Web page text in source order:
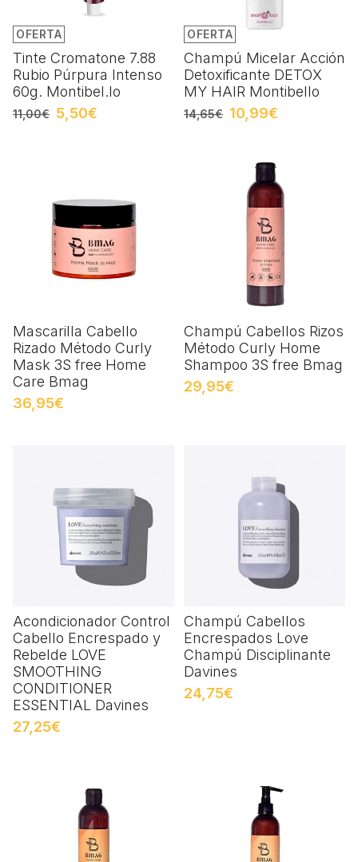
OFERTA
Tinte Cromatone 7.88
Rubio Púrpura Intenso
60g. Montibel.lo
11,00€ 5,50€
OFERTA
Champú Micelar Acción
Detoxificante DETOX
MY HAIR Montibello
14,65€ 10,99€
Mascarilla Cabello
Rizado Método Curly
Mask 3S free Home
Care Bmag
36,95€
Champú Cabellos Rizos
Método Curly Home
Shampoo 3S free Bmag
29,95€
Acondicionador Control
Cabello Encrespado y
Rebelde LOVE
SMOOTHING
CONDITIONER
ESSENTIAL Davines
27,25€
Champú Cabellos
Encrespados Love
Champú Disciplinante
Davines
24,75€